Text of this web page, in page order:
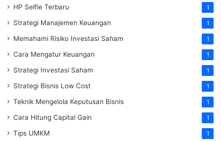
HP Selfie Terbaru 1
Strategi Manajemen Keuangan 1
Memahami Risiko Investasi Saham 1
Cara Mengatur Keuangan 1
Strategi Investasi Saham 1
Strategi Bisnis Low Cost 1
Teknik Mengelola Keputusan Bisnis 1
Cara Hitung Capital Gain 1
Tips UMKM 1